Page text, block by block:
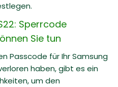
Sperrcode
Sie tun
Passcode für Ihr Samsung
haben, gibt es ein
um den